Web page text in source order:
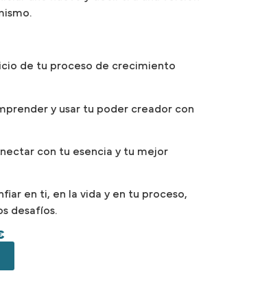
de tu proceso de crecimiento
y usar tu poder creador con
con tu esencia y tu mejor
en ti, en la vida y en tu proceso,
desafíos.